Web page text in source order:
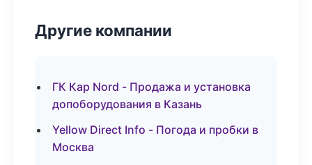
Другие компании
ГК Кар Nord - Продажа и установка
допоборудования в Казань
Yellow Direct Info - Погода и пробки в
Москва